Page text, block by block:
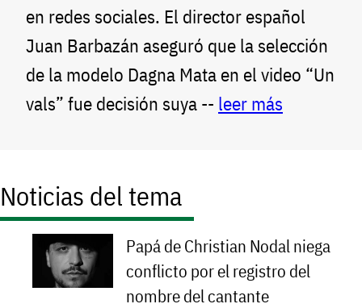
en redes sociales. El director español
Juan Barbazán aseguró que la selección
de la modelo Dagna Mata en el video “Un
vals” fue decisión suya -- leer más
Noticias del tema
Papá de Christian Nodal niega
conflicto por el registro del
nombre del cantante